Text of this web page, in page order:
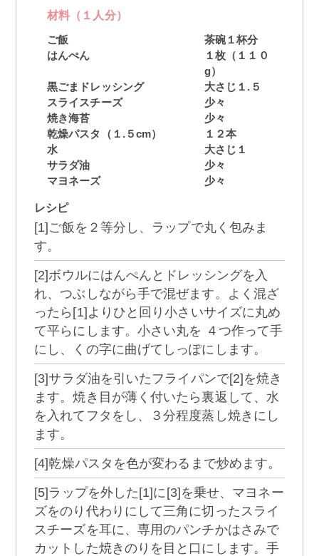
材料（１人分）
ご飯
茶碗１杯分
はんぺん
１枚（１１０
g）
黒ごまドレッシング
大さじ１.５
スライスチーズ
少々
焼き海苔
少々
乾燥パスタ（１.５cm）
１２本
水
大さじ１
サラダ油
少々
マヨネーズ
少々
レシピ
[1]ご飯を２等分し、ラップで丸く包みま
す。
[2]ボウルにはんぺんとドレッシングを入
れ、つぶしながら手で混ぜます。よく混ざ
ったら[1]よりひと回り小さいサイズに丸め
て平らにします。小さい丸を ４つ作って手
にし、くの字に曲げてしっぽにします。
[3]サラダ油を引いたフライパンで[2]を焼き
ます。焼き目が薄く付いたら裏返して、水
を入れてフタをし、３分程度蒸し焼きにし
ます。
[4]乾燥パスタを色が変わるまで炒めます。
[5]ラップを外した[1]に[3]を乗せ、マヨネー
ズをのり代わりにして三角に切ったスライ
スチーズを耳に、専用のパンチかはさみで
カットした焼きのりを目と口にします。手